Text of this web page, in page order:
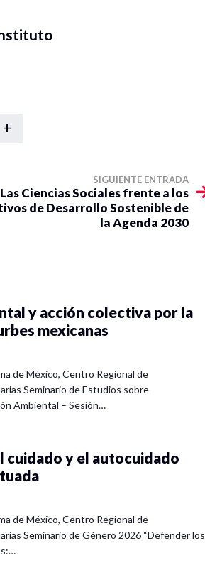
+
SIGUIENTE ENTRADA
Las Ciencias Sociales frente a los
de Desarrollo Sostenible de
la Agenda 2030
y acción colectiva por la
mexicanas
de México, Centro Regional de
Seminario de Estudios sobre
Ambiental – Sesión…
cuidado y el autocuidado
de México, Centro Regional de
Seminario de Género 2026 “Defender los